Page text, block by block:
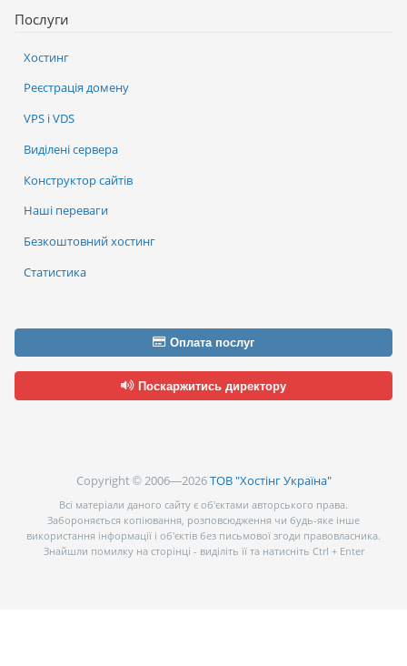
Послуги
Хостинг
Реєстрація домену
VPS і VDS
Виділені сервера
Конструктор сайтів
Наші переваги
Безкоштовний хостинг
Статистика
Оплата послуг
Поскаржитись директору
Copyright © 2006—2026ТОВ "Хостінг Україна"
Всі матеріали даного сайту є об’єктами авторського права.
Забороняється копіювання, розповсюдження чи будь-яке інше
використання інформації і об’єктів без письмової згоди правовласника.
Знайшли помилку на сторінці - виділіть її та натисніть Ctrl + Enter